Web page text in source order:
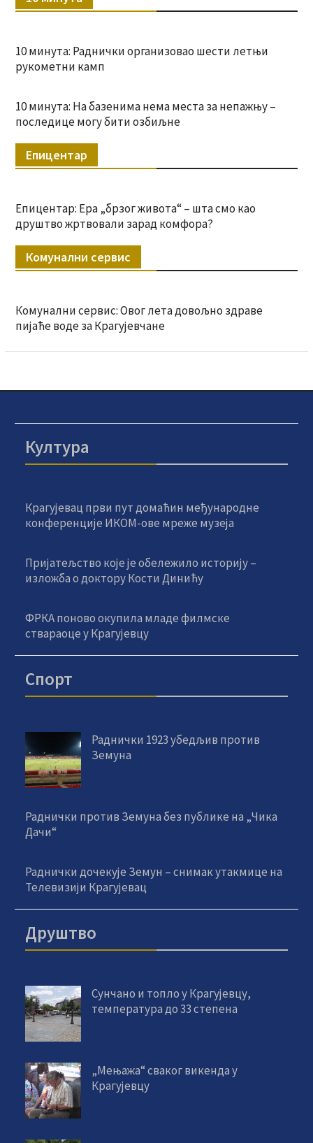
10 минута: Раднички организовао шести летњи
рукометни камп
10 минута: На базенима нема места за непажњу –
последице могу бити озбиљне
Епицентар
Епицентар: Ера „брзог живота“ – шта смо као
друштво жртвовали зарад комфора?
Комунални сервис
Комунални сервис: Овог лета довољно здраве
пијаће воде за Крагујевчане
Култура
Крагујевац први пут домаћин међународне
конференције ИКОМ-ове мреже музеја
Пријатељство које је обележило историју –
изложба о доктору Кости Динићу
ФРКА поново окупила младе филмске
ствараоце у Крагујевцу
Спорт
Раднички 1923 убедљив против
Земуна
Раднички против Земуна без публике на „Чика
Дачи“
Раднички дочекује Земун – снимак утакмице на
Телевизији Крагујевац
Друштво
Сунчано и топло у Крагујевцу,
температура до 33 степена
„Мењажа“ сваког викенда у
Крагујевцу